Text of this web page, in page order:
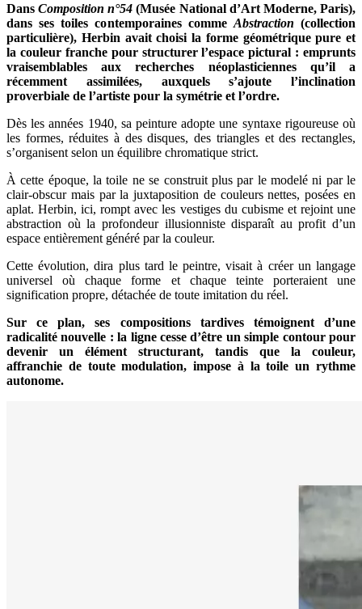
DansComposition n°54 (Musée National d’Art Moderne, Paris),
dans ses toiles contemporaines comme Abstraction (collection
particulière), Herbin avait choisi la forme géométrique pure et
la couleur franche pour structurer l’espace pictural : emprunts
vraisemblables aux recherches néoplasticiennes qu’il a
récemment assimilées, auxquels s’ajoute l’inclination
proverbiale de l’artiste pour la symétrie et l’ordre.
Dès les années 1940, sa peinture adopte une syntaxe rigoureuse où
les formes, réduites à des disques, des triangles et des rectangles,
s’organisent selon un équilibre chromatique strict.
À cette époque, la toile ne se construit plus par le modelé ni par le
clair-obscur mais par la juxtaposition de couleurs nettes, posées en
aplat. Herbin, ici, rompt avec les vestiges du cubisme et rejoint une
abstraction où la profondeur illusionniste disparaît au profit d’un
espace entièrement généré par la couleur.
Cette évolution, dira plus tard le peintre, visait à créer un langage
universel où chaque forme et chaque teinte porteraient une
signification propre, détachée de toute imitation du réel.
Sur ce plan, ses compositions tardives témoignent d’une
radicalité nouvelle : la ligne cesse d’être un simple contour pour
devenir un élément structurant, tandis que la couleur,
affranchie de toute modulation, impose à la toile un rythme
autonome.